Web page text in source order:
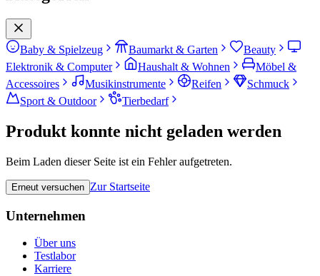
Baby & Spielzeug Baumarkt & Garten
Beauty
Elektronik & Computer
Haushalt & Wohnen
Möbel &
Accessoires
Musikinstrumente Reifen
Schmuck
Sport & Outdoor
Tierbedarf
Produkt konnte nicht geladen werden
Beim Laden dieser Seite ist ein Fehler aufgetreten.
Erneut versuchen Zur Startseite
Unternehmen
Über uns
Testlabor
Karriere